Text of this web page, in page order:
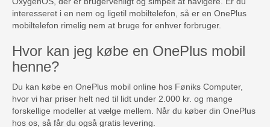
interesseret i en nem og ligetil mobiltelefon, så er en OnePlus
mobiltelefon rimelig nem at bruge for enhver forbruger.
Hvor kan jeg købe en OnePlus mobil
henne?
Du kan købe en OnePlus mobil online hos Føniks Computer,
hvor vi har priser helt ned til lidt under 2.000 kr. og mange
forskellige modeller at vælge mellem. Når du køber din OnePlus
hos os, så får du også gratis levering.